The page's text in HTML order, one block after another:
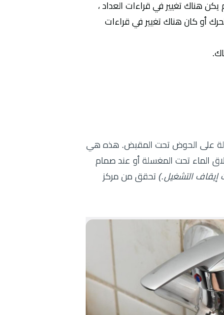
هناك تغيير في قراءات العداد ،
أو كان هناك تغيير في قراءات
على الحوض تحت المقبض. هذه هي
الماء تحت المغسلة أو عند صمام
التشغيل.) تحقق من مركز